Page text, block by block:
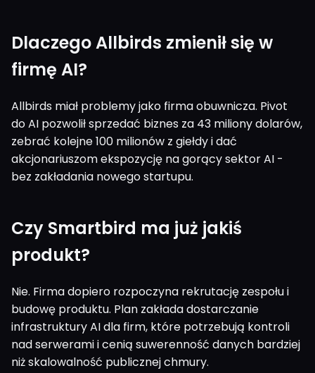
Dlaczego Allbirds zmienił się w
firmę AI?
Allbirds miał problemy jako firma obuwnicza. Pivot
do AI pozwolił sprzedać biznes za 43 miliony dolarów,
zebrać kolejne 100 milionów z giełdy i dać
akcjonariuszom ekspozycję na gorący sektor AI -
bez zakładania nowego startupu.
Czy Smartbird ma już jakiś
produkt?
Nie. Firma dopiero rozpoczyna rekrutację zespołu i
budowę produktu. Plan zakłada dostarczanie
infrastruktury AI dla firm, które potrzebują kontroli
nad serwerami i cenią suwerenność danych bardziej
niż skalowalność publicznej chmury.